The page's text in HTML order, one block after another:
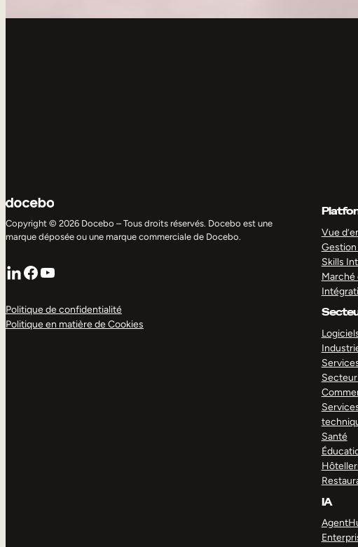
Copyright © 2026 Docebo – Tous droits réservés. Docebo est une
marque déposée ou une marque commerciale de Docebo.
LinkedIn
Facebook
YouTube
Politique de confidentialité
Politique en matière de Cookies
Vue
Gestion
Skills
Marché
Santé
IA